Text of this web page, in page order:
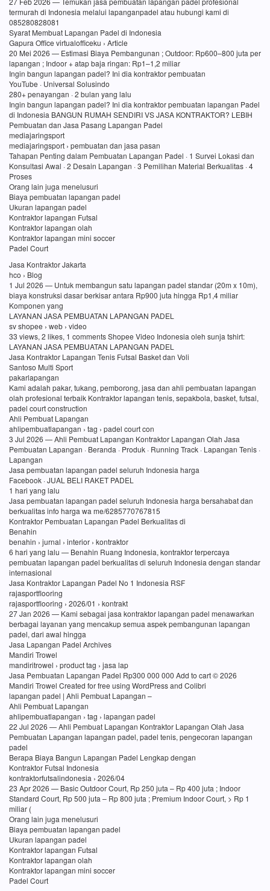
termurah di Indonesia melalui lapanganpadel atau hubungi kami di
085280828081
Syarat Membuat Lapangan Padel di Indonesia
Gapura Office virtualofficeku › Article
20 Mei 2026 — Estimasi Biaya Pembangunan ; Outdoor: Rp600–800 juta per
lapangan ; Indoor + atap baja ringan: Rp1–1,2 miliar
Ingin bangun lapangan padel? Ini dia kontraktor pembuatan
YouTube · Universal Solusindo
280+ penayangan · 2 bulan yang lalu
Ingin bangun lapangan padel? Ini dia kontraktor pembuatan lapangan Padel
di Indonesia BANGUN RUMAH SENDIRI VS JASA KONTRAKTOR? LEBIH
Pembuatan dan Jasa Pasang Lapangan Padel
mediajaringsport
mediajaringsport › pembuatan dan jasa pasan
Tahapan Penting dalam Pembuatan Lapangan Padel · 1 Survei Lokasi dan
Konsultasi Awal · 2 Desain Lapangan · 3 Pemilihan Material Berkualitas · 4
Proses
Orang lain juga menelusuri
Biaya pembuatan lapangan padel
Ukuran lapangan padel
Kontraktor lapangan Futsal
Kontraktor lapangan olah
Kontraktor lapangan mini soccer
Padel Court
Jasa Kontraktor Jakarta
hco › Blog
1 Jul 2026 — Untuk membangun satu lapangan padel standar (20m x 10m),
biaya konstruksi dasar berkisar antara Rp900 juta hingga Rp1,4 miliar
Komponen yang
LAYANAN JASA PEMBUATAN LAPANGAN PADEL
sv shopee › web › video
33 views, 2 likes, 1 comments Shopee Video Indonesia oleh sunja tshirt:
LAYANAN JASA PEMBUATAN LAPANGAN PADEL
Jasa Kontraktor Lapangan Tenis Futsal Basket dan Voli
Santoso Multi Sport
pakarlapangan
Kami adalah pakar, tukang, pemborong, jasa dan ahli pembuatan lapangan
olah profesional terbaik Kontraktor lapangan tenis, sepakbola, basket, futsal,
padel court construction
Ahli Pembuat Lapangan
ahlipembuatlapangan › tag › padel court con
3 Jul 2026 — Ahli Pembuat Lapangan Kontraktor Lapangan Olah Jasa
Pembuatan Lapangan · Beranda · Produk · Running Track · Lapangan Tenis ·
Lapangan
Jasa pembuatan lapangan padel seluruh Indonesia harga
Facebook · JUAL BELI RAKET PADEL
1 hari yang lalu
Jasa pembuatan lapangan padel seluruh Indonesia harga bersahabat dan
berkualitas info harga wa me/6285770767815
Kontraktor Pembuatan Lapangan Padel Berkualitas di
Benahin
benahin › jurnal › interior › kontraktor
6 hari yang lalu — Benahin Ruang Indonesia, kontraktor terpercaya
pembuatan lapangan padel berkualitas di seluruh Indonesia dengan standar
internasional
Jasa Kontraktor Lapangan Padel No 1 Indonesia RSF
rajasportflooring
rajasportflooring › 2026/01 › kontrakt
27 Jan 2026 — Kami sebagai jasa kontraktor lapangan padel menawarkan
berbagai layanan yang mencakup semua aspek pembangunan lapangan
padel, dari awal hingga
Jasa Lapangan Padel Archives
Mandiri Trowel
mandiritrowel › product tag › jasa lap
Jasa Pembuatan Lapangan Padel Rp300 000 000 Add to cart © 2026
Mandiri Trowel Created for free using WordPress and Colibri
lapangan padel | Ahli Pembuat Lapangan –
Ahli Pembuat Lapangan
ahlipembuatlapangan › tag › lapangan padel
22 Jul 2026 — Ahli Pembuat Lapangan Kontraktor Lapangan Olah Jasa
Pembuatan Lapangan lapangan padel, padel tenis, pengecoran lapangan
padel
Berapa Biaya Bangun Lapangan Padel Lengkap dengan
Kontraktor Futsal Indonesia
kontraktorfutsalindonesia › 2026/04
23 Apr 2026 — Basic Outdoor Court, Rp 250 juta – Rp 400 juta ; Indoor
Standard Court, Rp 500 juta – Rp 800 juta ; Premium Indoor Court, > Rp 1
miliar (
Orang lain juga menelusuri
Biaya pembuatan lapangan padel
Ukuran lapangan padel
Kontraktor lapangan Futsal
Kontraktor lapangan olah
Kontraktor lapangan mini soccer
Padel Court